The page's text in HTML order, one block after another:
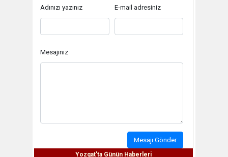
Adınızı yazınız E-mail adresiniz
Mesajınız
Mesajı Gönder
Yozgat'ta Günün Haberleri